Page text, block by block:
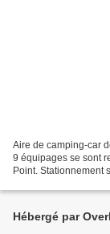
Aire de camping-car
9 équipages se sont
Point. Stationnement
Hébergé par